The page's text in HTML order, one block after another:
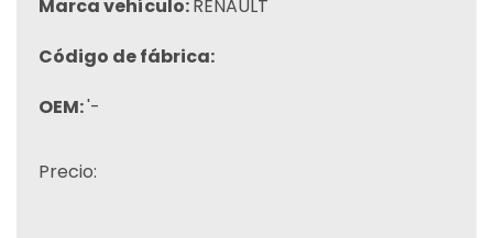
Marca vehículo:RENAULT
Código de fábrica:
OEM:'-
Precio: